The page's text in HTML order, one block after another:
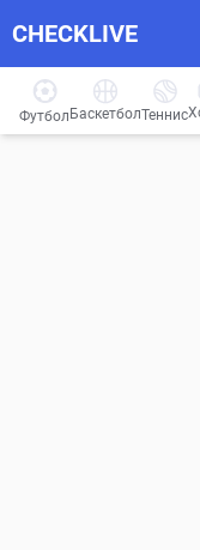
CHECKLIVE
Футбол БаскетболТеннис